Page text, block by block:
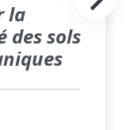
la
des sols